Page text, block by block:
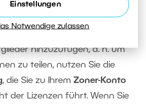
Einstellungen
Notwendige zulassen
hinzuzufügen, d. h. um
zu teilen, nutzen Sie die
, die Sie zu Ihrem Zoner-Konto
der Lizenzen führt. Wenn Sie